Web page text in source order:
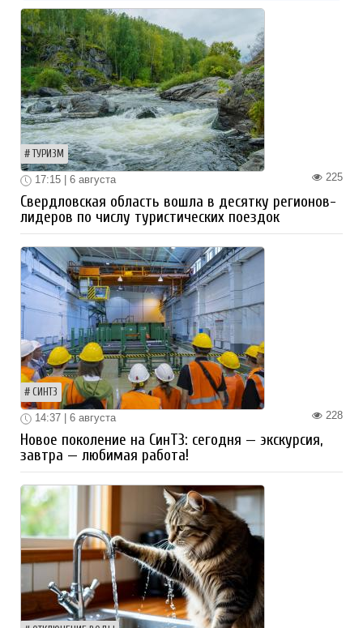
ТУРИЗМ
225
17:15 | 6 августа
Свердловская область вошла в десятку регионов-
лидеров по числу туристических поездок
СИНТЗ
228
14:37 | 6 августа
Новое поколение на СинТЗ: сегодня — экскурсия,
завтра — любимая работа!